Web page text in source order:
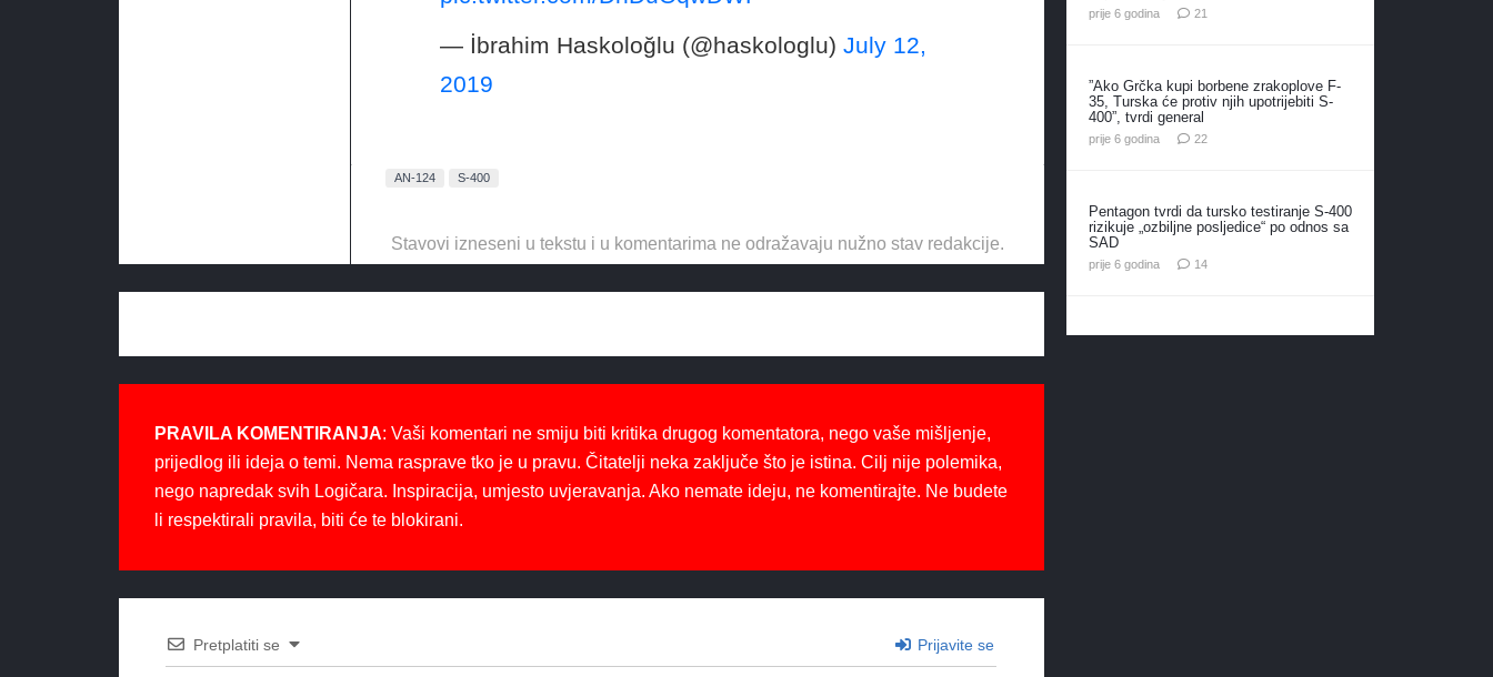
— İbrahim Haskoloğlu (@haskologlu) July 12,
2019
AN-124 S-400
Stavovi izneseni u tekstu i u komentarima ne odražavaju nužno stav redakcije.
PRAVILA KOMENTIRANJA: Vaši komentari ne smiju biti kritika drugog komentatora, nego vaše mišljenje,
prijedlog ili ideja o temi. Nema rasprave tko je u pravu. Čitatelji neka zaključe što je istina. Cilj nije polemika,
nego napredak svih Logičara. Inspiracija, umjesto uvjeravanja. Ako nemate ideju, ne komentirajte. Ne budete
li respektirali pravila, biti će te blokirani.
Pretplatiti se Prijavite se
prije 6 godina 21
”Ako Grčka kupi borbene zrakoplove F-
35, Turska će protiv njih upotrijebiti S-
400”, tvrdi general
prije 6 godina 22komentara
Pentagon tvrdi da tursko testiranje S-400
rizikuje „ozbiljne posljedice“ po odnos sa
SAD
prije 6 godina 14komentara